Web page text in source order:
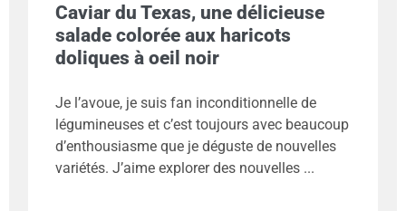
Caviar du Texas, une délicieuse
salade colorée aux haricots
doliques à oeil noir
Je l’avoue, je suis fan inconditionnelle de
légumineuses et c’est toujours avec beaucoup
d’enthousiasme que je déguste de nouvelles
variétés. J’aime explorer des nouvelles